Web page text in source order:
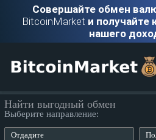
Совершайте обмен
BitcoinMarket и получайте
нашего
Найти выгодный обмен
Выберите направление:
Отдадите